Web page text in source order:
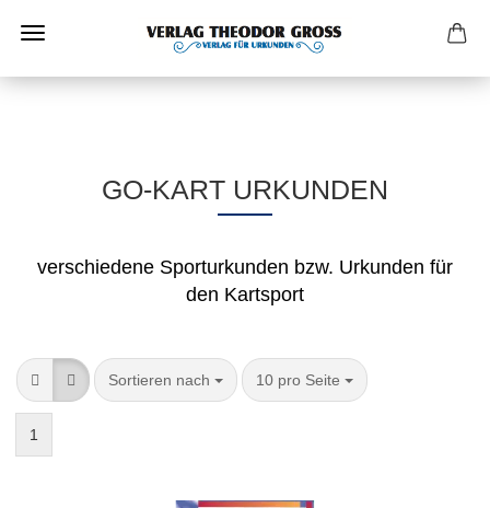
GO-KART URKUNDEN
verschiedene Sporturkunden bzw. Urkunden für
den Kartsport
Sortieren nach 10 pro Seite
1